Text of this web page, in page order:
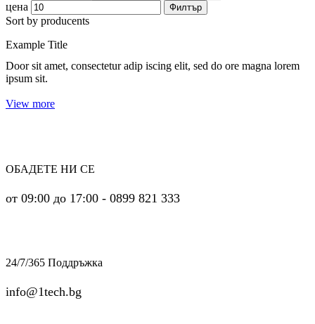
цена
Филтър
Sort by producents
Example Title
Door sit amet, consectetur adip iscing elit, sed do ore magna lorem
ipsum sit.
View more
ОБАДЕТЕ НИ СЕ
от 09:00 до 17:00 - 0899 821 333
24/7/365 Поддръжка
info@1tech.bg